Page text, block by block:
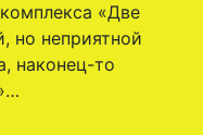
«Две
но неприятной
наконец-то